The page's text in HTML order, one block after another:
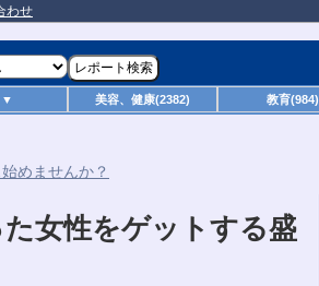
わせ
▼ 美容、健康(2382) 教育(984)
女性をゲットする盛